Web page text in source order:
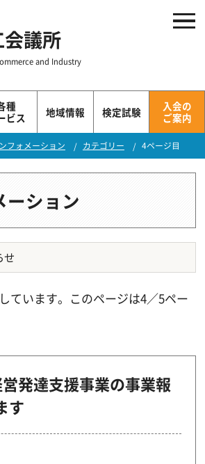
議所
and Industry
種
ビス
地域情報 検定試験
入会の
ご案内
フォメーション カテゴリー 4ページ目
ーション
せ
ています。このページは4／5ペー
発達支援事業の事業報
す